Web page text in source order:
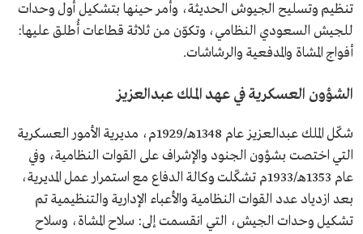
تنظيم وتسليح الجيوش الحديثة، وأمر حينها بتشكيل أول وحدات
للجيش السعودي النظامي، وتكوّن من ثلاثة قطاعات أُطلق عليها:
أفواج المشاة والمدفعية والرشاشات.
الشؤون العسكرية في عهد الملك عبدالعزيز
شكّل الملك عبدالعزيز عام 1348هـ/1929م، مديرية الأمور العسكرية
التي اختصت بشؤون الجنود والإشراف على القوات النظامية، وفي
عام 1353هـ/1933م تشكّلت وكالة الدفاع مع استمرار عمل المديرية،
بعد ازدياد عدد القوات النظامية والأعباء الإدارية والتنظيمية تم
تشكيل وحدات الجيش، التي انقسمت إلى: سلاح المشاة، وسلاح